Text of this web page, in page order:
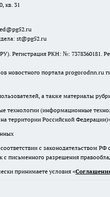
кв. 31
st@pg52.ru
Регистрация РКН: №: 7378360181.
новостного портала progorodnn.ru
а также материалы
(информационные
территории Российской
с законодательством
с письменного разрешения
принимаете условия «